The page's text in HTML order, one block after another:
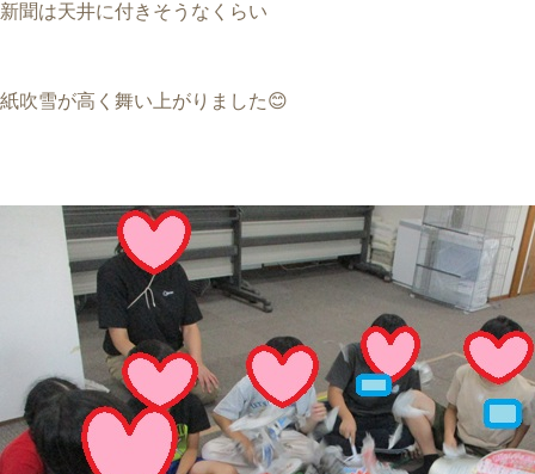
新聞は天井に付きそうなくらい
紙吹雪が高く舞い上がりました😊